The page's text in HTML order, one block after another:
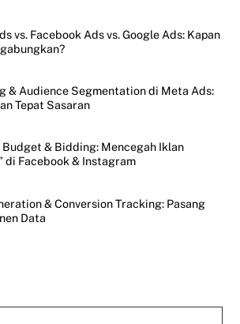
vs. Facebook Ads vs. Google Ads: Kapan
& Audience Segmentation di Meta Ads:
Tepat Sasaran
& Bidding: Mencegah Iklan
di Facebook & Instagram
& Conversion Tracking: Pasang
Data